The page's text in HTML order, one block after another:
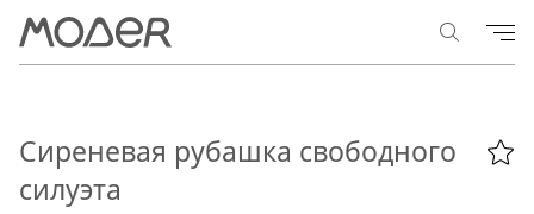
Сиреневая рубашка свободного
силуэта